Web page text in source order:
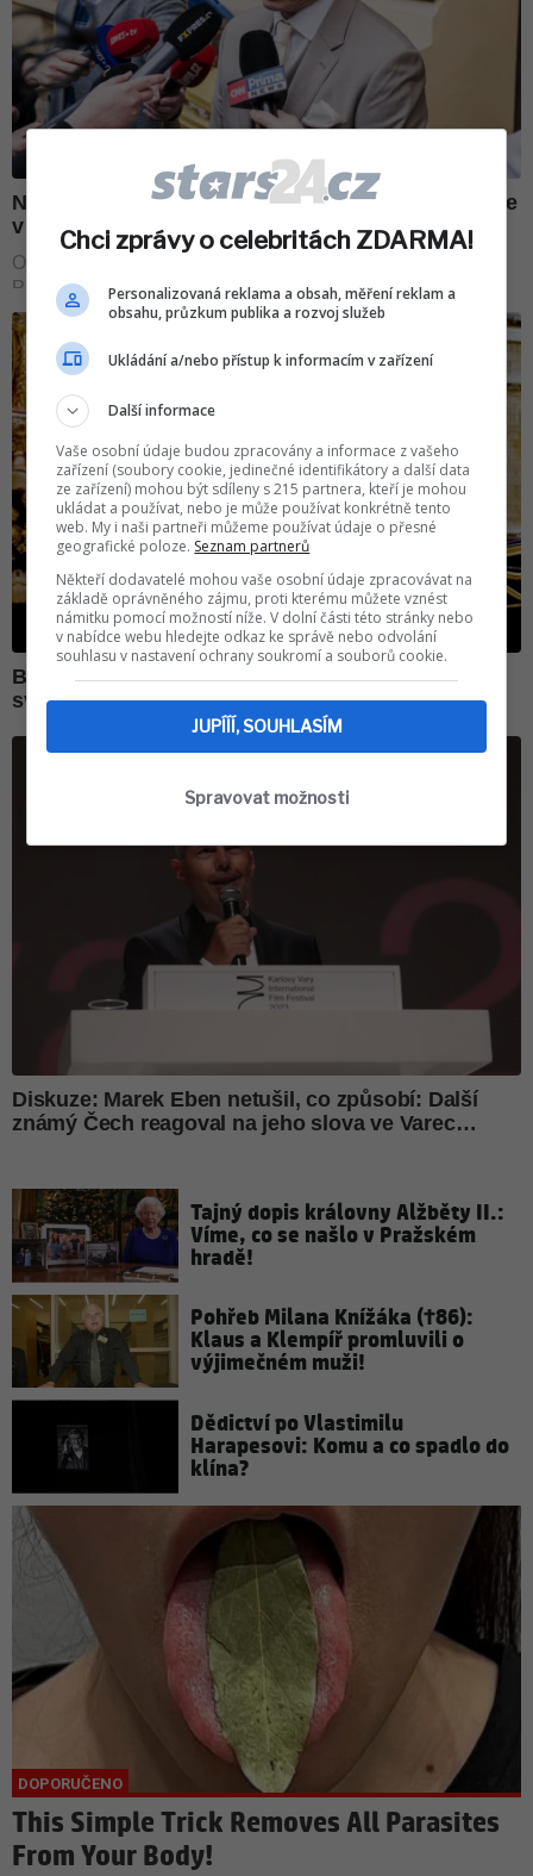
Tajný dopis královny Alžběty II.:
Víme, co se našlo v Pražském
hradě!
Pohřeb Milana Knížáka (†86):
Klaus a Klempíř promluvili o
výjimečném muži!
Dědictví po Vlastimilu
Harapesovi: Komu a co spadlo do
klína?
This Simple Trick Removes All Parasites
From Your Body!
Chci zprávy o celebritách ZDARMA!
Personalizovaná reklama a obsah, měření reklam a
obsahu, průzkum publika a rozvoj služeb
Ukládání a/nebo přístup k informacím v zařízení
Další informace
Vaše osobní údaje budou zpracovány a informace z vašeho
zařízení (soubory cookie, jedinečné identifikátory a další data
ze zařízení) mohou být sdíleny s 215 partnera, kteří je mohou
ukládat a používat, nebo je může používat konkrétně tento
web. My i naši partneři můžeme používat údaje o přesné
geografické poloze. Seznam partnerů
Někteří dodavatelé mohou vaše osobní údaje zpracovávat na
základě oprávněného zájmu, proti kterému můžete vznést
námitku pomocí možností níže. V dolní části této stránky nebo
v nabídce webu hledejte odkaz ke správě nebo odvolání
souhlasu v nastavení ochrany soukromí a souborů cookie.
JUPÍÍÍ, SOUHLASÍM
Spravovat možnosti